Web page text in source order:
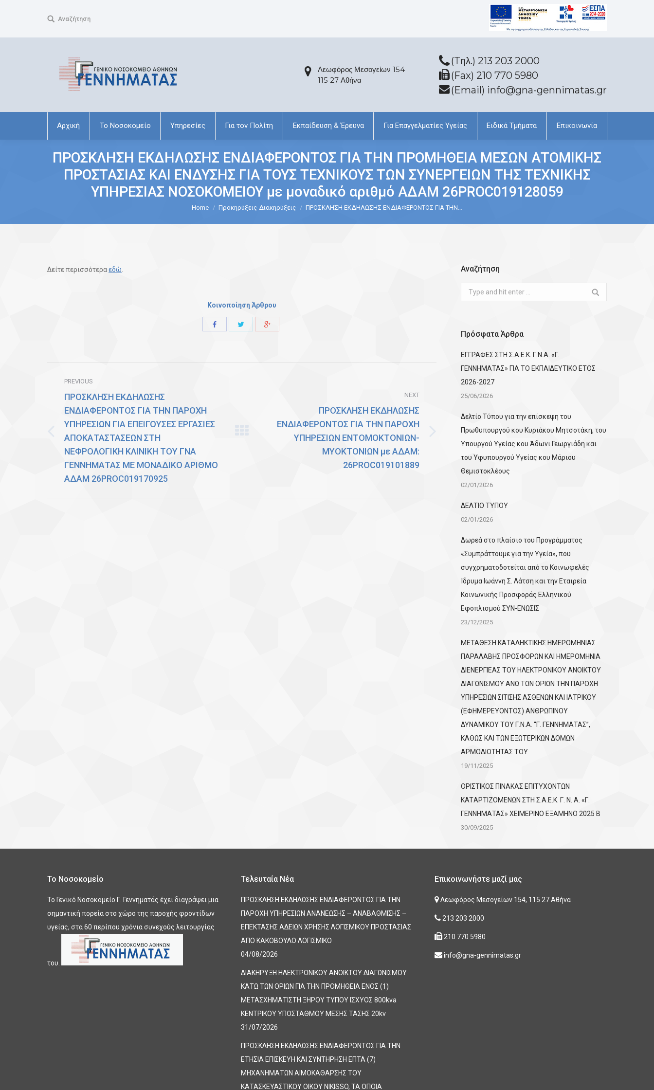
Search:Αναζήτηση
Λεωφόρος Μεσογείων 154
115 27 Αθήνα
(Tηλ.) 213 203 2000
(Fax) 210 770 5980
(Email) info@gna-gennimatas.gr
Αρχική Το Νοσοκομείο Υπηρεσίες Για τον Πολίτη Εκπαίδευση & Έρευνα Για Επαγγελματίες Υγείας Ειδικά Τμήματα Επικοινωνία
ΠΡΟΣΚΛΗΣΗ ΕΚΔΗΛΩΣΗΣ ΕΝΔΙΑΦΕΡΟΝΤΟΣ ΓΙΑ ΤΗΝ ΠΡΟΜΗΘΕΙΑ ΜΕΣΩΝ ΑΤΟΜΙΚΗΣ
ΠΡΟΣΤΑΣΙΑΣ ΚΑΙ ΕΝΔΥΣΗΣ ΓΙΑ ΤΟΥΣ ΤΕΧΝΙΚΟΥΣ ΤΩΝ ΣΥΝΕΡΓΕΙΩΝ ΤΗΣ ΤΕΧΝΙΚΗΣ
ΥΠΗΡΕΣΙΑΣ ΝΟΣΟΚΟΜΕΙΟΥ με μοναδικό αριθμό ΑΔΑΜ 26PROC019128059
Home Προκηρύξεις-Διακηρύξεις ΠΡΟΣΚΛΗΣΗ ΕΚΔΗΛΩΣΗΣ ΕΝΔΙΑΦΕΡΟΝΤΟΣ ΓΙΑ ΤΗΝ…
Δείτε περισσότεραεδώ
Κοινοποίηση Άρθρου
Share
navigation
PREVIOUS
Previous
post:
ΠΡΟΣΚΛΗΣΗ ΕΚΔΗΛΩΣΗΣ
ΕΝΔΙΑΦΕΡΟΝΤΟΣ ΓΙΑ ΤΗΝ ΠΑΡΟΧΗ
ΥΠΗΡΕΣΙΩΝ ΓΙΑ ΕΠΕΙΓΟΥΣΕΣ ΕΡΓΑΣΙΕΣ
ΑΠΟΚΑΤΑΣΤΑΣΕΩΝ ΣΤΗ
ΝΕΦΡΟΛΟΓΙΚΗ ΚΛΙΝΙΚΗ ΤΟΥ ΓΝΑ
ΓΕΝΝΗΜΑΤΑΣ ΜΕ ΜΟΝΑΔΙΚΟ ΑΡΙΘΜΟ
ΑΔΑΜ 26PROC019170925
NEXT
ΠΡΟΣΚΛΗΣΗ ΕΚΔΗΛΩΣΗΣ
ΕΝΔΙΑΦΕΡΟΝΤΟΣ ΓΙΑ ΤΗΝ ΠΑΡΟΧΗ
ΥΠΗΡΕΣΙΩΝ ΕΝΤΟΜΟΚΤΟΝΙΩΝ-
ΜΥΟΚΤΟΝΙΩΝ με ΑΔΑΜ:
26PROC019101889
Αναζήτηση
Search:
Πρόσφατα Άρθρα
ΕΓΓΡΑΦΕΣ ΣΤΗ Σ.Α.Ε.Κ. Γ.Ν.Α. «Γ.
ΓΕΝΝΗΜΑΤΑΣ» ΓΙΑ ΤΟ ΕΚΠΑΙΔΕΥΤΙΚΟ ΕΤΟΣ
2026-2027
25/06/2026
Δελτίο Τύπου για την επίσκεψη του
Πρωθυπουργού κου Κυριάκου Μητσοτάκη, του
Υπουργού Υγείας κου Άδωνι Γεωργιάδη και
του Υφυπουργού Υγείας κου Μάριου
Θεμιστοκλέους
02/01/2026
ΔΕΛΤΙΟ ΤΥΠΟΥ
02/01/2026
Δωρεά στο πλαίσιο του Προγράμματος
«Συμπράττουμε για την Υγεία», που
συγχρηματοδοτείται από το Κοινωφελές
Ίδρυμα Ιωάννη Σ. Λάτση και την Εταιρεία
Κοινωνικής Προσφοράς Ελληνικού
Εφοπλισμού ΣΥΝ-ΕΝΩΣΙΣ
23/12/2025
ΜΕΤΑΘΕΣΗ ΚΑΤΑΛΗΚΤΙΚΗΣ ΗΜΕΡΟΜΗΝΙΑΣ
ΠΑΡΑΛΑΒΗΣ ΠΡΟΣΦΟΡΩΝ ΚΑΙ ΗΜΕΡΟΜΗΝΙΑ
ΔΙΕΝΕΡΓΙΕΑΣ ΤΟΥ ΗΛΕΚΤΡΟΝΙΚΟΥ ΑΝΟΙΚΤΟΥ
ΔΙΑΓΩΝΙΣΜΟΥ ΑΝΩ ΤΩΝ ΟΡΙΩΝ ΤΗΝ ΠΑΡΟΧΗ
ΥΠΗΡΕΣΙΩΝ ΣΙΤΙΣΗΣ ΑΣΘΕΝΩΝ ΚΑΙ ΙΑΤΡΙΚΟΥ
(ΕΦΗΜΕΡΕΥΟΝΤΟΣ) ΑΝΘΡΩΠΙΝΟΥ
ΔΥΝΑΜΙΚΟΥ ΤΟΥ Γ.Ν.Α. “Γ. ΓΕΝΝΗΜΑΤΑΣ”,
ΚΑΘΩΣ ΚΑΙ ΤΩΝ ΕΞΩΤΕΡΙΚΩΝ ΔΟΜΩΝ
ΑΡΜΟΔΙΟΤΗΤΑΣ ΤΟΥ
19/11/2025
ΟΡΙΣΤΙΚΟΣ ΠΙΝΑΚΑΣ ΕΠΙΤΥΧΟΝΤΩΝ
KATΑΡΤΙΖΟΜΕΝΩΝ ΣΤΗ Σ.Α.Ε.Κ. Γ. Ν. Α. «Γ.
ΓΕΝΝΗΜΑΤΑΣ» ΧΕΙΜΕΡΙΝΟ ΕΞΑΜΗΝΟ 2025 Β
30/09/2025
Το Νοσοκομείο
Το Γενικό Νοσοκομείο Γ. Γεννηματάς έχει διαγράψει μια
σημαντική πορεία στο χώρο της παροχής φροντίδων
υγείας, στα 60 περίπου χρόνια συνεχούς λειτουργίας
του.
Τελευταία Νέα
ΠΡΟΣΚΛΗΣΗ ΕΚΔΗΛΩΣΗΣ ΕΝΔΙΑΦΕΡΟΝΤΟΣ ΓΙΑ ΤΗΝ
ΠΑΡΟΧΗ ΥΠΗΡΕΣΙΩΝ ΑΝΑΝΕΩΣΗΣ – ΑΝΑΒΑΘΜΙΣΗΣ –
ΕΠΕΚΤΑΣΗΣ ΑΔΕΙΩΝ ΧΡΗΣΗΣ ΛΟΓΙΣΜΙΚΟΥ ΠΡΟΣΤΑΣΙΑΣ
ΑΠΟ ΚΑΚΟΒΟΥΛΟ ΛΟΓΙΣΜΙΚΟ
04/08/2026
ΔΙΑΚΗΡΥΞΗ ΗΛΕΚΤΡΟΝΙΚΟΥ ΑΝΟΙΚΤΟΥ ΔΙΑΓΩΝΙΣΜΟΥ
ΚΑΤΩ ΤΩΝ ΟΡΙΩΝ ΓΙΑ ΤΗΝ ΠΡΟΜΗΘΕΙΑ ΕΝΟΣ (1)
ΜΕΤΑΣΧΗΜΑΤΙΣΤΗ ΞΗΡΟΥ ΤΥΠΟΥ ΙΣΧΥΟΣ 800kva
ΚΕΝΤΡΙΚΟΥ ΥΠΟΣΤΑΘΜΟΥ ΜΕΣΗΣ ΤΑΣΗΣ 20kv
31/07/2026
ΠΡΟΣΚΛΗΣΗ ΕΚΔΗΛΩΣΗΣ ΕΝΔΙΑΦΕΡΟΝΤΟΣ ΓΙΑ ΤΗΝ
ΕΤΗΣΙΑ ΕΠΙΣΚΕΥΗ ΚΑΙ ΣΥΝΤΗΡΗΣΗ ΕΠΤΑ (7)
ΜΗΧΑΝΗΜΑΤΩΝ ΑΙΜΟΚΑΘΑΡΣΗΣ ΤΟΥ
ΚΑΤΑΣΚΕΥΑΣΤΙΚΟΥ ΟΙΚΟΥ NIKISSO, ΤΑ ΟΠΟΙΑ
Επικοινωνήστε μαζί μας
Λεωφόρος Μεσογείων 154, 115 27 Αθήνα
213 203 2000
210 770 5980
info@gna-gennimatas.gr